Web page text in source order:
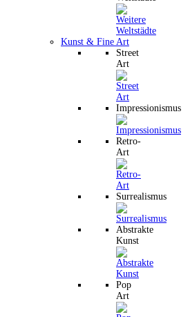
Kunst & Fine Art
Street
Art
Impressionismus
Retro-
Art
Surrealismus
Abstrakte
Kunst
Pop
Art